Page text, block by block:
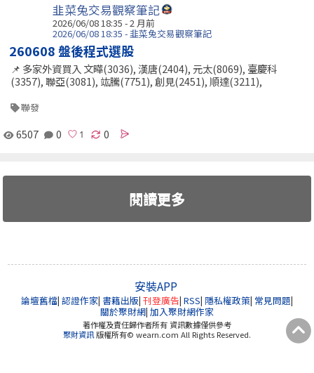
韭菜兔交易觀察筆記
2026/06/08 18:35 - 2 月前
2026/06/08 18:35 - 韭菜兔交易觀察筆記
260608 盤後程式選股
📌 多家外資買入 文曄(3036), 漢唐(2404), 元太(8069), 臺慶科
(3357), 聯亞(3081), 竑騰(7751), 創見(2451), 順達(3211),
聯發
6507 0 0
閱讀更多
安裝APP
論壇舊檔| 認證作家| 書籍出版| 刊登廣告| RSS| 隱私權政策| 常見問題|
關於聚財網| 加入聚財網作家
著作權及責任歸作者所有 資訊數據僅供參考
聚財資訊版權所有© wearn.com All Rights Reserved.